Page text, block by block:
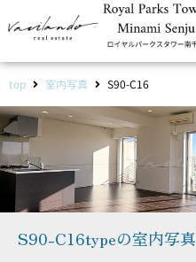
top 室内写真 S90-C16
S90-C16typeの室内写真